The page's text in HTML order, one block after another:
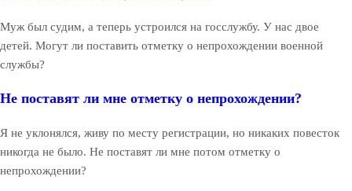
Муж был судим, а теперь устроился на госслужбу. У нас двое
детей. Могут ли поставить отметку о непрохождении военной
службы?
Не поставят ли мне отметку о непрохождении?
Я не уклонялся, живу по месту регистрации, но никаких повесток
никогда не было. Не поставят ли мне потом отметку о
непрохождении?